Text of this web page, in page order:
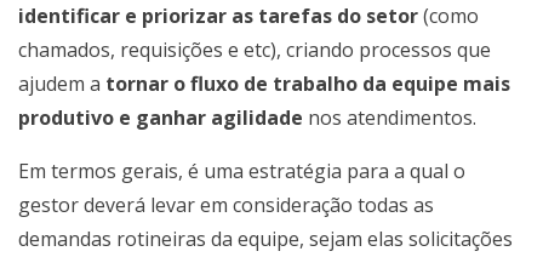
identificar e priorizar as tarefas do setor(como
chamados, requisições e etc), criando processos que
ajudem a tornar o fluxo de trabalho da equipe mais
produtivo e ganhar agilidade nos atendimentos.
Em termos gerais, é uma estratégia para a qual o
gestor deverá levar em consideração todas as
demandas rotineiras da equipe, sejam elas solicitações